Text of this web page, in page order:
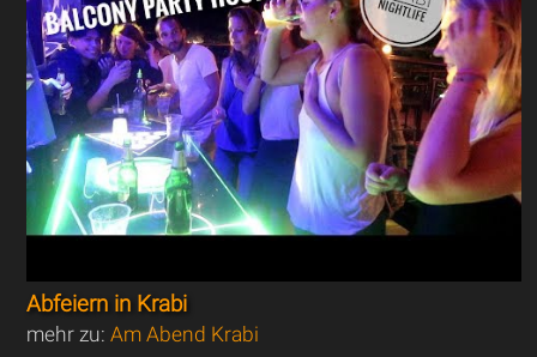
Abfeiern in Krabi
mehr zu:Am Abend Krabi